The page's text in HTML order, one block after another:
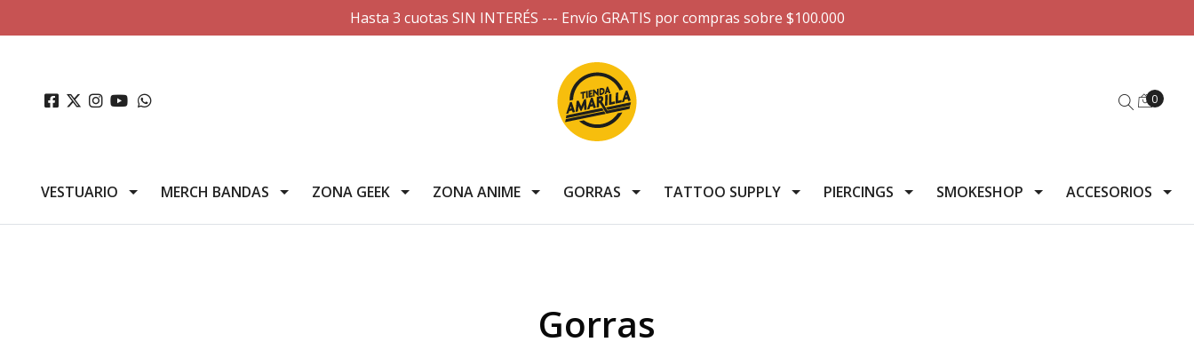
Hasta 3 cuotas SIN INTERÉS --- Envío GRATIS por compras sobre $100.000
0
VESTUARIO MERCH BANDAS ZONA GEEK ZONA ANIME GORRAS TATTOO SUPPLY PIERCINGS SMOKESHOP ACCESORIOS
Gorras